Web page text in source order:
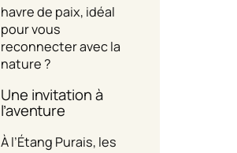
havre de paix, idéal
pour vous
reconnecter avec la
nature ?
Une invitation à
l’aventure
À l’Étang Purais, les